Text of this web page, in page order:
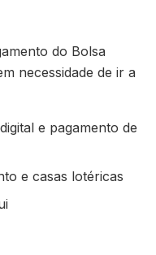
do Bolsa
necessidade de ir a
e pagamento de
e casas lotéricas